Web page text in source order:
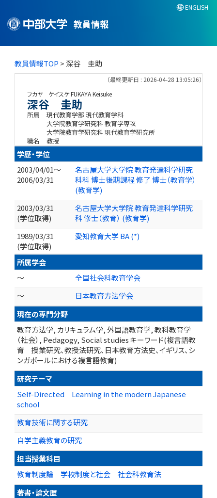
教員情報
ENGLISH
教員情報TOP > 深谷 圭助
（最終更新日 : 2026-04-28 13:05:26）
フカヤ ケイスケFUKAYA Keisuke
深谷 圭助
所属
現代教育学部 現代教育学科
大学院教育学研究科 教育学専攻
大学院教育学研究科 現代教育学研究所
職名
教授
学歴・学位
2003/04/01～
2006/03/31
名古屋大学大学院 教育発達科学研究
科科 博士後期課程 修了 博士（教育学）
(教育学)
2003/03/31
(学位取得)
名古屋大学大学院 教育発達科学研究
科 修士（教育） (教育学)
1989/03/31
(学位取得)
愛知教育大学 BA (*)
所属学会
～
全国社会科教育学会
～
日本教育方法学会
現在の専門分野
教育方法学, カリキュラム学, 外国語教育学, 教科教育学
（社会）, Pedagogy, Social studies キーワード(複言語教
育 授業研究、教授法研究、日本教育方法史、イギリス、シ
ンガポールにおける複言語教育)
研究テーマ
Self-Directed Learning in the modern Japanese
school
教育技術に関する研究
自学主義教育の研究
担当授業科目
教育制度論 学校制度と社会 社会科教育法
著書・論文歴